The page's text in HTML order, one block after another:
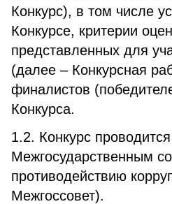
Конкурс), в том числе
Конкурсе, критерии
представленных для
(далее – Конкурсная
финалистов
Конкурса.
1.2. Конкурс проводится
Межгосударственным
противодействию
Межгоссовет).